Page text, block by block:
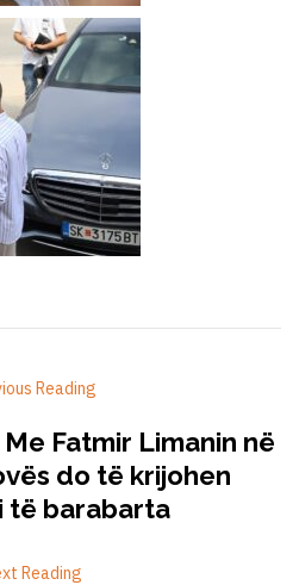
Reading
Fatmir Limanin në
do të krijohen
të barabarta
Reading